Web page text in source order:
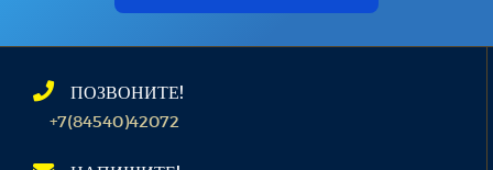
ПОЗВОНИТЕ!
+7(84540)42072